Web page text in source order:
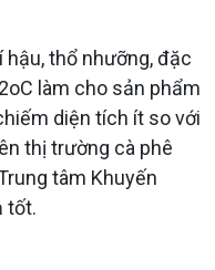
hậu, thổ nhưỡng, đặc
làm cho sản phẩm
diện tích ít so với
thị trường cà phê
tâm Khuyến
tốt.